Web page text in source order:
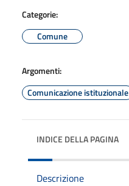
Categorie:
Comune
Argomenti:
Comunicazione istituzionale
INDICE DELLA PAGINA
Descrizione